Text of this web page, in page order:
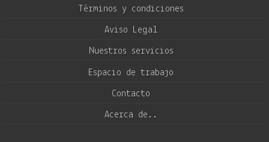
Términos y condiciones
Aviso Legal
Nuestros servicios
Espacio de trabajo
Contacto
Acerca de..